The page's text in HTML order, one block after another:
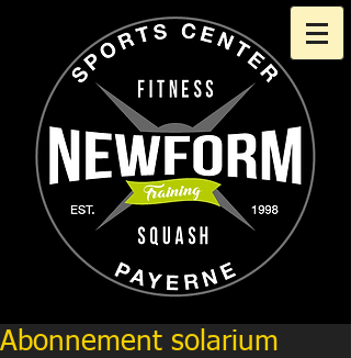
Abonnement solarium